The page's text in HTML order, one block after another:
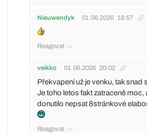
Nieuwendyk 01.06.2026 18:57
Reagovat
veikko 01.06.2026 20:02
Překvapení už je venku, tak snad
Je toho letos fakt zatraceně moc,
donutilo nepsat 8stránkové
Reagovat